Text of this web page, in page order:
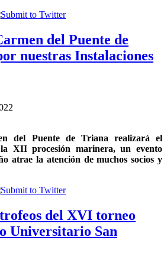
del Puente de
nuestras Instalaciones
del Puente de Triana realizará el
XII procesión marinera, un evento
atrae la atención de muchos socios y
del XVI torneo
Universitario San